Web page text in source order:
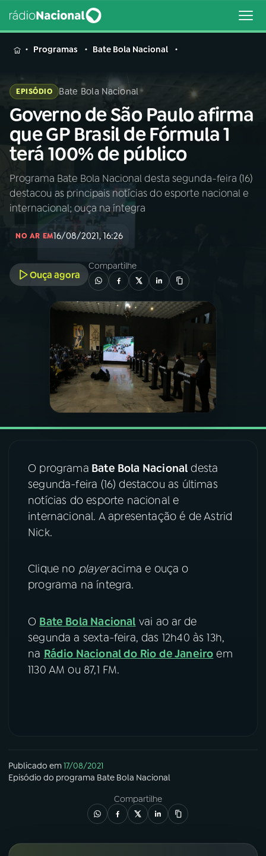
MENU
Buscar
na
Rádio
Nacional
Buscar
AO VIVO
INÍCIO
PROGRAMAS
PODCASTS
VIDEOCASTS
08 FESTIVAL DE MÚSICA
ACOMPANHE A RÁDIO NACIONAL
Instagram
Programas Bate Bola Nacional
EPISÓDIO Bate Bola Nacional
Governo de São Paulo afirma
que GP Brasil de Fórmula 1
terá 100% de público
Programa Bate Bola Nacional desta segunda-feira (16)
destacou as principais notícias do esporte nacional e
internacional; ouça na íntegra
NO AR EM16/08/2021, 16:26
Ouça agora
Compartilhe
O programa Bate Bola Nacional desta
segunda-feira (16) destacou as últimas
notícias do esporte nacional e
internacional. A apresentação é de Astrid
Nick.
Clique no playeracima e ouça o
programa na íntegra.
O Bate Bola Nacional vai ao ar de
segunda a sexta-feira, das 12h40 às 13h,
na Rádio Nacional do Rio de Janeiro em
1130 AM ou 87,1 FM.
Publicado em17/08/2021
Episódio do programa Bate Bola Nacional
Compartilhe